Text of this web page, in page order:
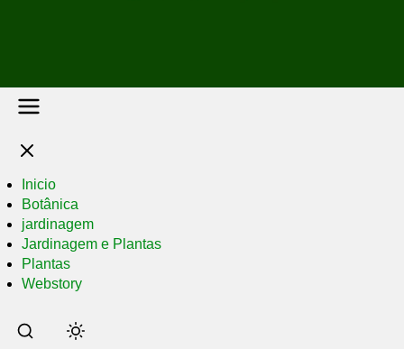
Inicio
Botânica
jardinagem
Jardinagem e Plantas
Plantas
Webstory